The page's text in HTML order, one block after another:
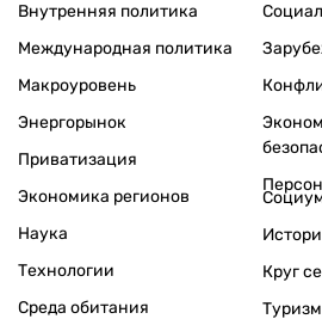
Внутренняя политика
Международная политика
Макроуровень
Энергорынок
Приватизация
Экономика регионов
Наука
Технологии
Среда обитания
Круг
Туризм